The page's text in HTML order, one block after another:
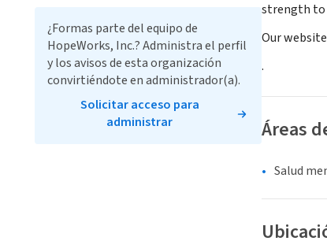
strength to
Our
.
Áreas
Salud
¿Formas parte del equipo de
HopeWorks, Inc.? Administra el perfil
y los avisos de esta organización
convirtiéndote en administrador(a).
Solicitar acceso para
administrar